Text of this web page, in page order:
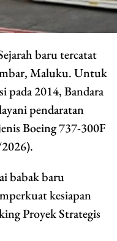
baru tercatat
Maluku. Untuk
pada 2014, Bandara
pendaratan
Boeing 737-300F
babak baru
kesiapan
Proyek Strategis